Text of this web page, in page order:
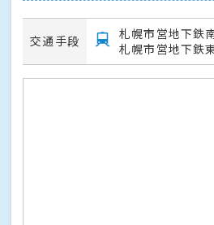
交通手段
札幌市営地下鉄
札幌市営地下鉄